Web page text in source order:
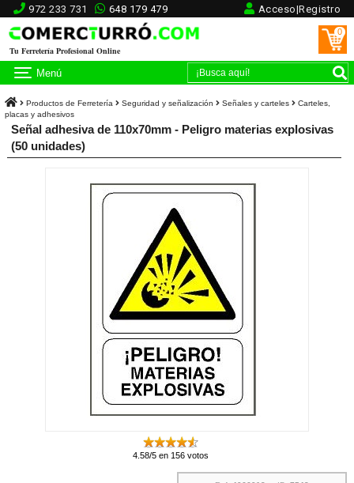
972 233 731 648 179 479 Acceso|Registro
Tu Ferretería Profesional Online
0
Menú
Productos de Ferretería Seguridad y señalización Señales y carteles
Carteles,
placas y adhesivos
Señal adhesiva de 110x70mm - Peligro materias explosivas
(50 unidades)
4.58/5 en 156 votos